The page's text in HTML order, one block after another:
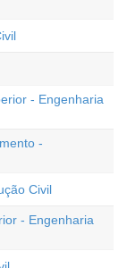
- Engenharia
-
Civil
- Engenharia